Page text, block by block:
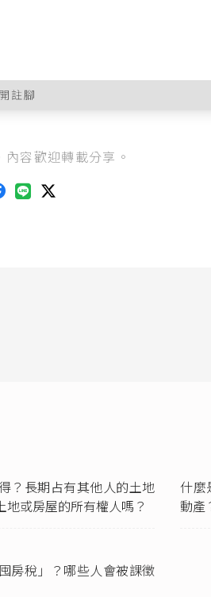
註腳
占有之合法權源者，始足當之；倘占有
占有之合法權源；如該有權占有之人將
容歡迎轉載分享。
？長期占有其他人的土地
或房屋的所有權人嗎？
什麼
動產
房稅」？哪些人會被課徵